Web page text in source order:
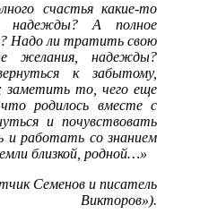
счастья какие-то
надежды? А полное
Надо ли тратить свою
желания, надежды?
к забытому,
заметить то, чего еще
родилось вместе с
и почувствовать
работать со знанием
близкой, родной…»
Семенов и писатель
Викторов»).